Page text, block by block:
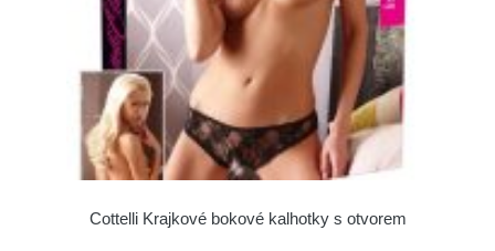
Cottelli Krajkové bokové kalhotky s otvorem